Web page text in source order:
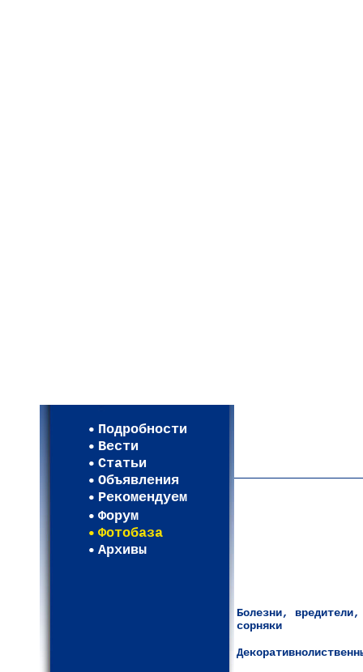
Подробности
Вести
Статьи
Объявления
Рекомендуем
Форум
Фотобаза
Архивы
Болезни, вредители,
сорняки